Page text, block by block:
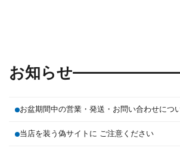
お知らせ
お盆期間中の営業・発送・お問い合わせにつ
当店を装う偽サイトに ご注意ください